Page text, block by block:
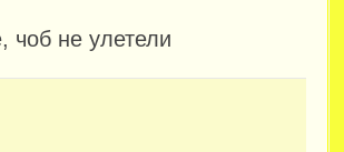
чоб не улетели